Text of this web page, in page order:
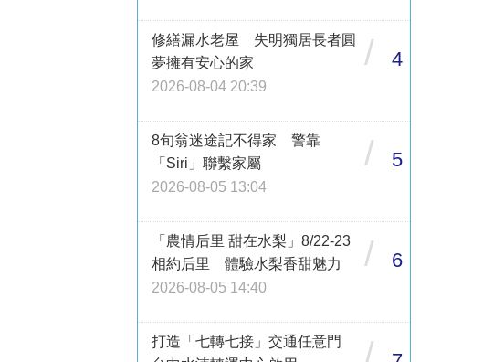
修繕漏水老屋 失明獨居長者圓
夢擁有安心的家
2026-08-04 20:39
/ 4
8旬翁迷途記不得家 警靠
「Siri」聯繫家屬
2026-08-05 13:04
/ 5
「農情后里 甜在水梨」8/22-23
相約后里 體驗水梨香甜魅力
2026-08-05 14:40
/ 6
打造「七轉七接」交通任意門